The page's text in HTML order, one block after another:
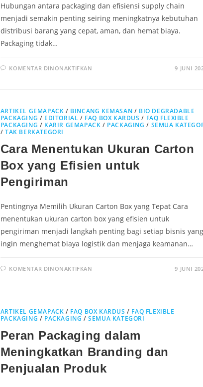
Hubungan antara packaging dan efisiensi supply chain
menjadi semakin penting seiring meningkatnya kebutuhan
distribusi barang yang cepat, aman, dan hemat biaya.
Packaging tidak…
KOMENTAR DINONAKTIFKAN 9 JUNI
ARTIKEL GEMAPACK / BINCANG KEMASAN / BIO DEGRADABLE
PACKAGING / EDITORIAL / FAQ BOX KARDUS / FAQ FLEXIBLE
PACKAGING / KARIR GEMAPACK / PACKAGING / SEMUA
/TAK BERKATEGORI
Cara Menentukan Ukuran Carton
Box yang Efisien untuk
Pengiriman
Pentingnya Memilih Ukuran Carton Box yang Tepat Cara
menentukan ukuran carton box yang efisien untuk
pengiriman menjadi langkah penting bagi setiap bisnis yang
ingin menghemat biaya logistik dan menjaga keamanan…
KOMENTAR DINONAKTIFKAN 9 JUNI
ARTIKEL GEMAPACK / FAQ BOX KARDUS / FAQ FLEXIBLE
PACKAGING / PACKAGING /SEMUA KATEGORI
Peran Packaging dalam
Meningkatkan Branding dan
Penjualan Produk